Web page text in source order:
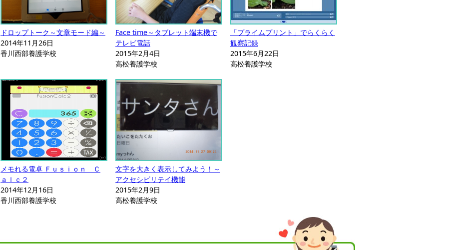
ドロップトーク～文章モード編～
2014年11月26日
香川西部養護学校
Face time～タブレット端末機で
テレビ電話
2015年2月4日
高松養護学校
「プライムプリント」でらくらく
観察記録
2015年6月22日
高松養護学校
メモれる電卓 Ｆｕｓｉｏｎ Ｃ
ａｌｃ２
2014年12月16日
香川西部養護学校
文字を大きく表示してみよう！～
アクセシビリテイ機能
2015年2月9日
高松養護学校